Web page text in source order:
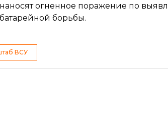
наносят огненное поражение по
борьбы.
ВСУ